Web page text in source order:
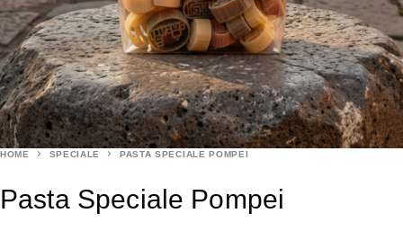
HOME SPECIALE PASTA SPECIALE POMPEI
Pasta Speciale Pompei